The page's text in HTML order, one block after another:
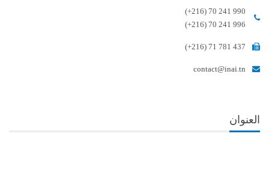
(+216) 70 241 990
(+216) 70 241 996
(+216) 71 781 437
contact@inai.tn
العنوان